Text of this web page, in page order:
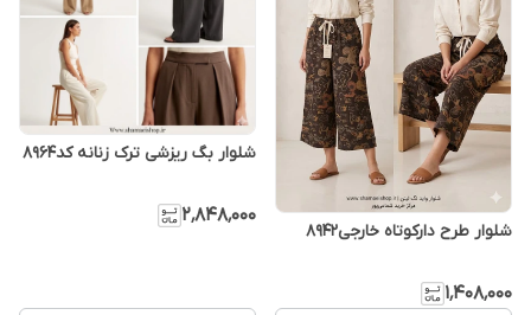
شلوار طرح دارکوتاه خارجی۸۹۴۲
۱٬۴۰۸٬۰۰۰
شلوار بگ ریزشی ترک زنانه کد۸۹۶۴
۲٬۸۴۸٬۰۰۰